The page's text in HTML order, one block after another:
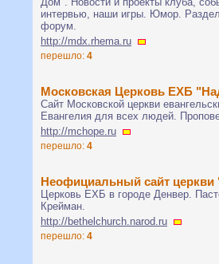
интервью, наши игры. Юмор.
форум.
http://mdx.rhema.ru
перешло: 4
Московская Церковь ЕХБ
Сайт Московской церкви
Евангелия для всех людей.
http://mchope.ru
перешло: 4
Неофициальный сайт
Церковь ЕХБ в городе Денвер.
Крейман.
http://bethelchurch.narod.ru
перешло: 4